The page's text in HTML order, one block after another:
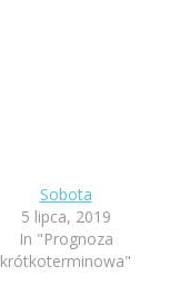
Sobota
5 lipca, 2019
In "Prognoza
krótkoterminowa"